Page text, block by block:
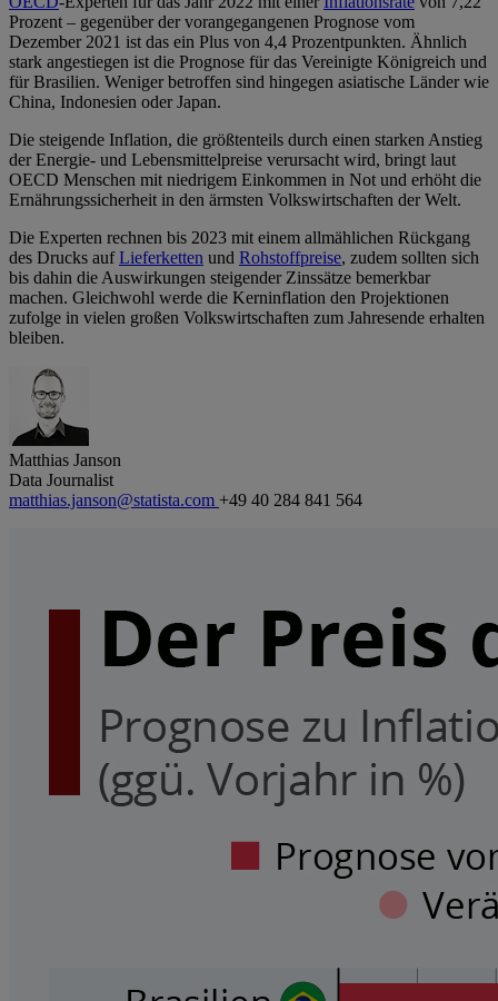
Prozent – gegenüber der vorangegangenen Prognose vom
Dezember 2021 ist das ein Plus von 4,4 Prozentpunkten. Ähnlich
stark angestiegen ist die Prognose für das Vereinigte Königreich und
für Brasilien. Weniger betroffen sind hingegen asiatische Länder wie
China, Indonesien oder Japan.
Die steigende Inflation, die größtenteils durch einen starken Anstieg
der Energie- und Lebensmittelpreise verursacht wird, bringt laut
OECD Menschen mit niedrigem Einkommen in Not und erhöht die
Ernährungssicherheit in den ärmsten Volkswirtschaften der Welt.
Die Experten rechnen bis 2023 mit einem allmählichen Rückgang
des Drucks aufLieferketten und Rohstoffpreise, zudem sollten sich
bis dahin die Auswirkungen steigender Zinssätze bemerkbar
machen. Gleichwohl werde die Kerninflation den Projektionen
zufolge in vielen großen Volkswirtschaften zum Jahresende erhalten
bleiben.
Matthias Janson
Data Journalist
matthias.janson@statista.com +49 40 284 841 564